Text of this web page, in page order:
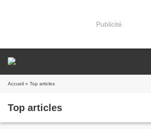
Publicité
Accueil » Top articles
Top articles